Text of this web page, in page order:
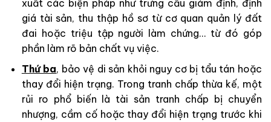
xuất các biện pháp như trưng cầu giám định, định
giá tài sản, thu thập hồ sơ từ cơ quan quản lý đất
đai hoặc triệu tập người làm chứng… từ đó góp
phần làm rõ bản chất vụ việc.
Thứ ba, bảo vệ di sản khỏi nguy cơ bị tẩu tán hoặc
thay đổi hiện trạng. Trong tranh chấp thừa kế, một
rủi ro phổ biến là tài sản tranh chấp bị chuyển
nhượng, cầm cố hoặc thay đổi hiện trạng trước khi